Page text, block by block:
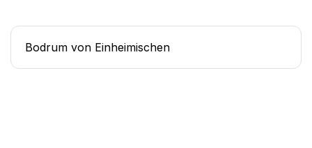
Bodrum von Einheimischen